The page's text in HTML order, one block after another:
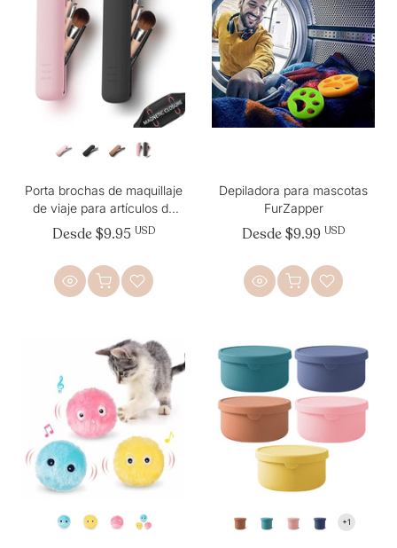
Porta brochas de maquillaje
de viaje para artículos de
tocador de tamaño de viaje
Desde$9.95 USD
Depiladora para mascotas
FurZapper
Desde$9.99 USD